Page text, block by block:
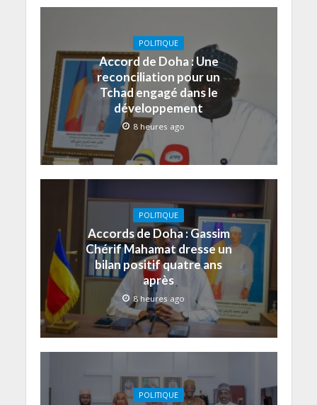
POLITIQUE
Accord de Doha : Une
reconciliation pour un
Tchad engagé dans le
développement
8 heures ago
POLITIQUE
Accords de Doha : Gassim
Chérif Mahamat dresse un
bilan positif quatre ans
après
8 heures ago
POLITIQUE